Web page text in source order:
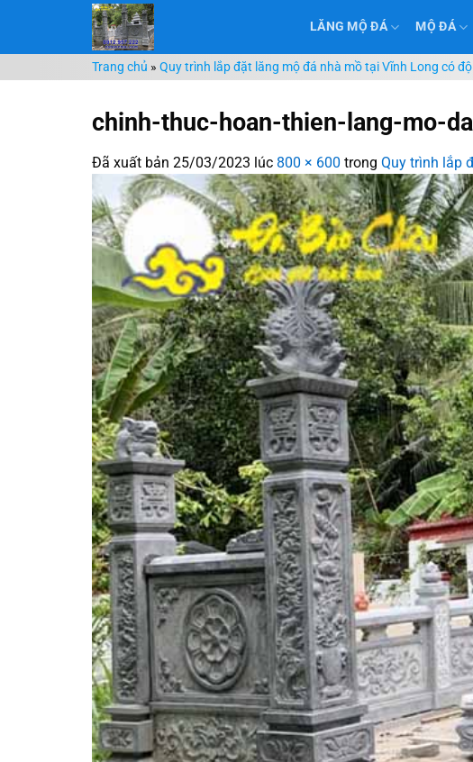
nội
dung
LĂNG MỘ ĐÁ MỘ ĐÁ
Trang chủ » Quy trình lắp đặt lăng mộ đá nhà mồ tại Vĩnh Long có
chinh-thuc-hoan-thien-lang-mo-
Đã xuất bản 25/03/2023 lúc 800 × 600 trong Quy trình lắp